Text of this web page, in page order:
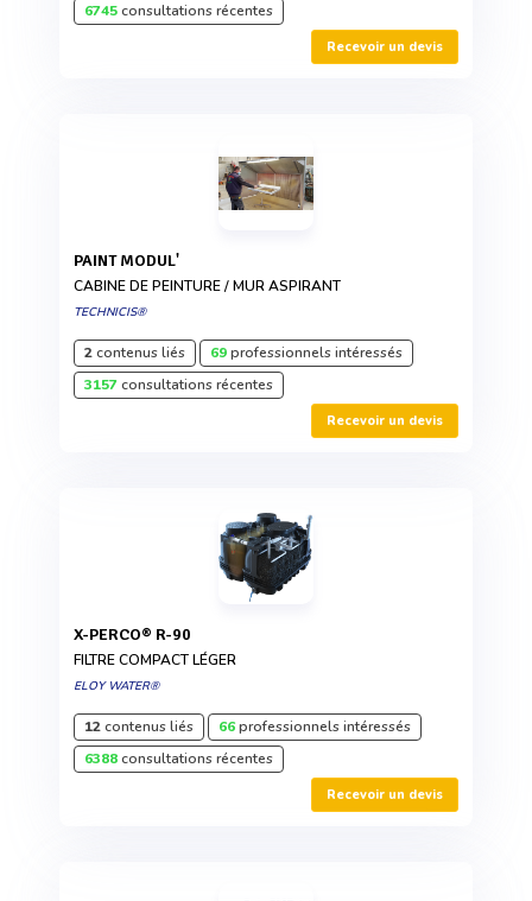
6745consultations récentes
Recevoir un devis
PAINT MODUL'
CABINE DE PEINTURE / MUR ASPIRANT
TECHNICIS®
2contenus liés 69professionnels intéressés
3157consultations récentes
Recevoir un devis
X-PERCO® R-90
FILTRE COMPACT LÉGER
ELOY WATER®
12contenus liés 66professionnels intéressés
6388consultations récentes
Recevoir un devis